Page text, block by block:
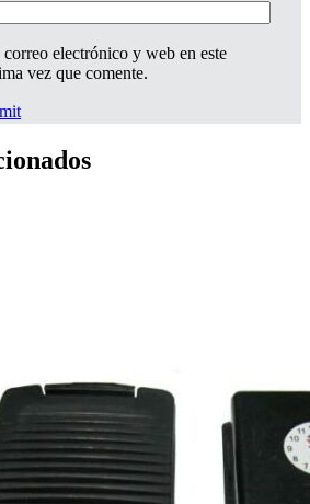
electrónico y web en este
vez que comente.